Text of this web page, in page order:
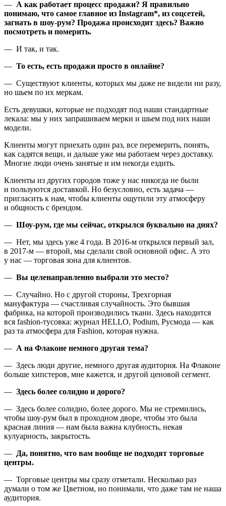
— А как работает процесс продажи? Я правильно
понимаю, что самое главное из Instagram*, из соцсетей,
загнать в шоу-рум? Продажа происходит здесь? Важно
посмотреть и померить.
— И так, и так.
— То есть, есть продажи просто в онлайне?
— Существуют клиенты, которых мы даже не видели ни разу,
но шьем по их меркам.
Есть девушки, которые не подходят под наши стандартные
лекала: мы у них запрашиваем мерки и шьем под них наши
модели.
Клиенты могут приехать один раз, все перемерить, понять,
как садятся вещи, и дальше уже мы работаем через доставку.
Многие люди очень занятые и им некогда ездить.
Клиенты из других городов тоже у нас никогда не были
и пользуются доставкой. Но безусловно, есть задача —
пригласить к нам, чтобы клиенты ощутили эту атмосферу
и общность с брендом.
— Шоу-рум, где мы сейчас, открылся буквально на днях?
— Нет, мы здесь уже 4 года. В 2016-м открылся первый зал,
в 2017-м — второй, мы сделали свой основной офис. А это
у нас — торговая зона для клиентов.
— Вы целенаправленно выбрали это место?
— Случайно. Но с другой стороны, Трехгорная
мануфактура — счастливая случайность. Это бывшая
фабрика, на которой производились ткани. Здесь находится
вся fashion-тусовка: журнал HELLO, Podium, Русмода — как
раз та атмосфера для Fashion, которая нужна.
— А на Флаконе немного другая тема?
— Здесь люди другие, немного другая аудитория. На Флаконе
больше хипстеров, мне кажется, и другой ценовой сегмент.
— Здесь более солидно и дорого?
— Здесь более солидно, более дорого. Мы не стремились,
чтобы шоу-рум был в проходном дворе, чтобы это была
красная линия — нам была важна клубность, некая
кулуарность, закрытость.
— Да, понятно, что вам вообще не подходят торговые
центры.
— Торговые центры мы сразу отметали. Несколько раз
думали о том же Цветном, но понимали, что даже там не наша
аудитория.